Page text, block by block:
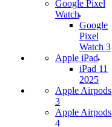
Google Pixel
Watch
Google
Pixel
Watch 3
Apple iPad
iPad 11
2025
Apple Airpods
3
Apple Airpods
4